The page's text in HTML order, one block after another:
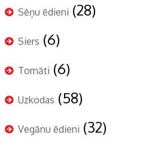
Sēņu ēdieni (28)
Siers (6)
Tomāti (6)
Uzkodas (58)
Vegānu ēdieni (32)